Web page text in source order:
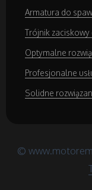
Armatura do
Trójnik
Optymalne
Profesjonalne
Solidne
©